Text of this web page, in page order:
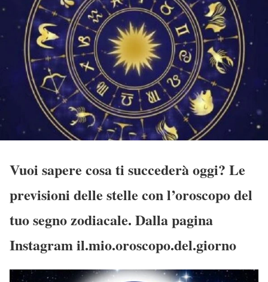
Vuoi sapere cosa ti succederà oggi? Le
previsioni delle stelle con l’oroscopo del
tuo segno zodiacale. Dalla pagina
Instagram il.mio.oroscopo.del.giorno